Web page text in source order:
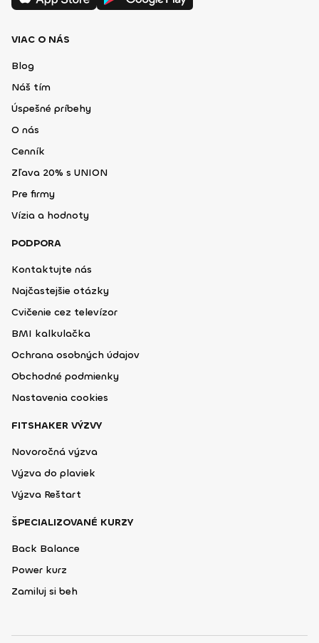
VIAC O NÁS
Blog
Náš tím
Úspešné príbehy
O nás
Cenník
Zľava 20% s UNION
Pre firmy
Vízia a hodnoty
PODPORA
Kontaktujte nás
Najčastejšie otázky
Cvičenie cez televízor
BMI kalkulačka
Ochrana osobných údajov
Obchodné podmienky
Nastavenia cookies
FITSHAKER VÝZVY
Novoročná výzva
Výzva do plaviek
Výzva Reštart
ŠPECIALIZOVANÉ KURZY
Back Balance
Power kurz
Zamiluj si beh